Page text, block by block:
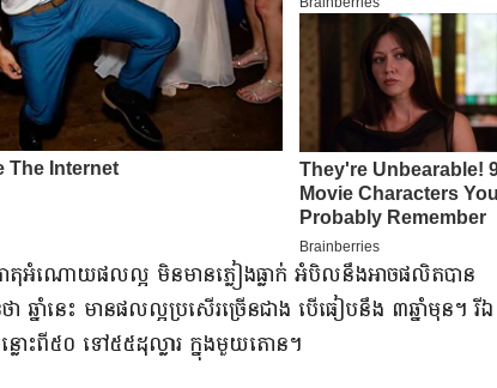
តុ​អំណោយផល​ល្អ មិនមាន​ភ្លៀង​ធ្លាក់ អំបិល​នឹង​អាច​ផលិត​បាន​
ឆ្នាំនេះ មាន​ផល​ល្អប្រសើរ​ច្រើនជាង បើ​ធៀប​នឹង ៣​ឆ្នាំមុន​។ រីឯ​
លោះ​ពី​៥០ ទៅ​៥៥​ដុល្លារ ក្នុង​មួយ​តោន​។​